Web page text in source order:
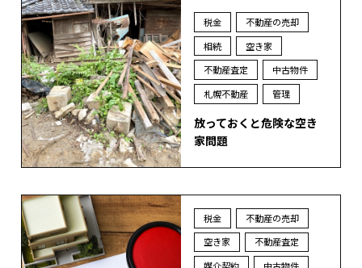
税金
不動産の売却
相続
空き家
不動産査定
中古物件
札幌不動産
管理
放っておくと危険な空き
家問題
税金
不動産の売却
空き家
不動産査定